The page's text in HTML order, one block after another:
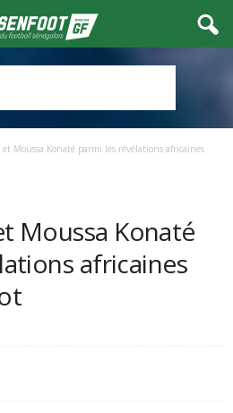
Moussa Konaté parmi les révélations africaines
Moussa Konaté
africaines